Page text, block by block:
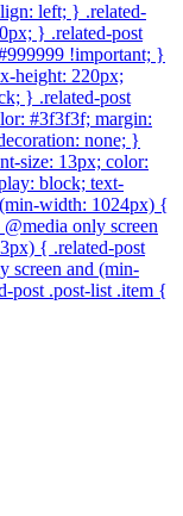
left; } .related-
} .related-post
!important; }
height: 220px;
} .related-post
#3f3f3f; margin:
none; }
size: 13px; color:
block; text-
width: 1024px) {
only screen
{ .related-post
screen and (min-
post .post-list .item {